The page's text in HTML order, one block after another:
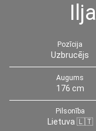
Ilja
Pozīcija
Uzbrucējs
Augums
176 cm
Pilsonība
Lietuva 🇱🇹